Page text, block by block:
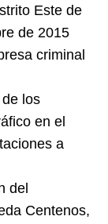
Este de
de 2015
criminal
los
en el
a
del
Centenos,